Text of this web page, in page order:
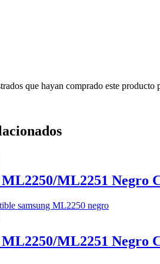
que hayan comprado este producto
ML2250/ML2251 Negro
ML2250/ML2251 Negro